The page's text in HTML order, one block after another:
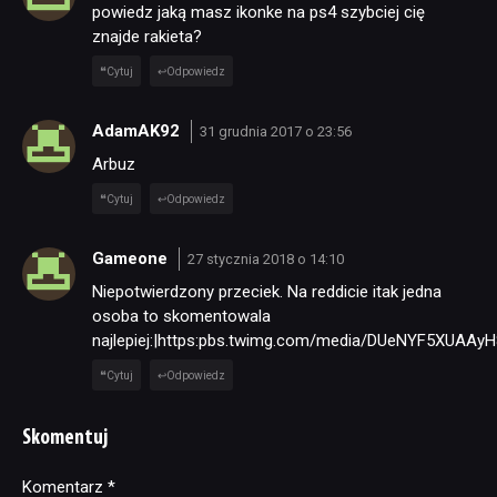
powiedz jaką masz ikonke na ps4 szybciej cię
znajde rakieta?
Cytuj Odpowiedz
AdamAK92 31 grudnia 2017 o 23:56
Arbuz
Cytuj Odpowiedz
Gameone 27 stycznia 2018 o 14:10
Niepotwierdzony przeciek. Na reddicie itak jedna
osoba to skomentowala
najlepiej:|https:pbs.twimg.com/media/
Cytuj Odpowiedz
Skomentuj
Komentarz *
Alternative: